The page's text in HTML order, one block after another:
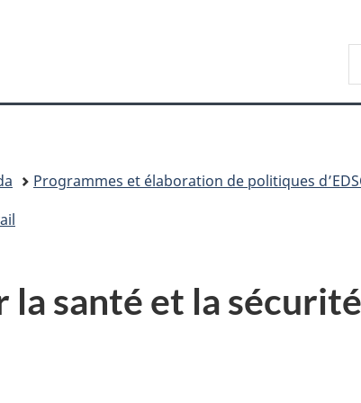
sujet
HTML
Programmes et élaboration de politiques
santé et la